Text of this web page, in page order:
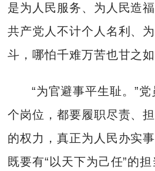
是为人民服务、为人民造
共产党人不计个人名利、
斗，哪怕千难万苦也甘之如
“为官避事平生耻。”
个岗位，都要履职尽责、
的权力，真正为人民办实
既要有“以天下为己任”的